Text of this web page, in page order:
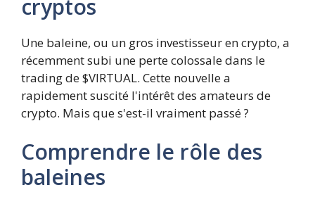
cryptos
Une baleine, ou un gros investisseur en crypto, a
récemment subi une perte colossale dans le
trading de $VIRTUAL. Cette nouvelle a
rapidement suscité l'intérêt des amateurs de
crypto. Mais que s'est-il vraiment passé ?
Comprendre le rôle des
baleines